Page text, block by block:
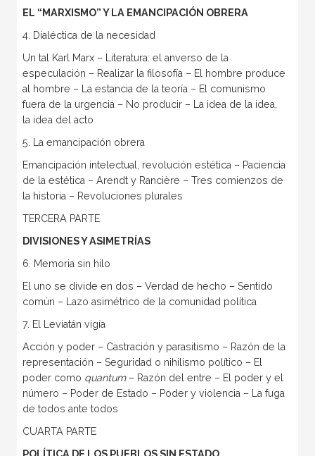
EL “MARXISMO” Y LA EMANCIPACIÓN OBRERA
4. Dialéctica de la necesidad
Un tal Karl Marx – Literatura: el anverso de la
especulación – Realizar la filosofía – El hombre produce
al hombre – La estancia de la teoría – El comunismo
fuera de la urgencia – No producir – La idea de la idea,
la idea del acto
5. La emancipación obrera
Emancipación intelectual, revolución estética – Paciencia
de la estética – Arendt y Rancière – Tres comienzos de
la historia – Revoluciones plurales
TERCERA PARTE
DIVISIONES Y ASIMETRÍAS
6. Memoria sin hilo
El uno se divide en dos – Verdad de hecho – Sentido
común – Lazo asimétrico de la comunidad política
7. El Leviatán vigía
Acción y poder – Castración y parasitismo – Razón de la
representación – Seguridad o nihilismo político – El
poder como quantum– Razón del entre – El poder y el
número – Poder de Estado – Poder y violencia – La fuga
de todos ante todos
CUARTA PARTE